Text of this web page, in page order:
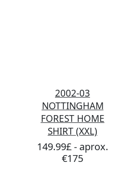
2002-03
NOTTINGHAM
FOREST HOME
SHIRT (XXL)
149.99£ - aprox.
€175